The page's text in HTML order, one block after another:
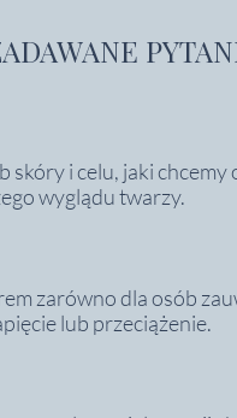
i celu, jaki chcemy
wyglądu twarzy.
zarówno dla osób
lub przeciążenie.